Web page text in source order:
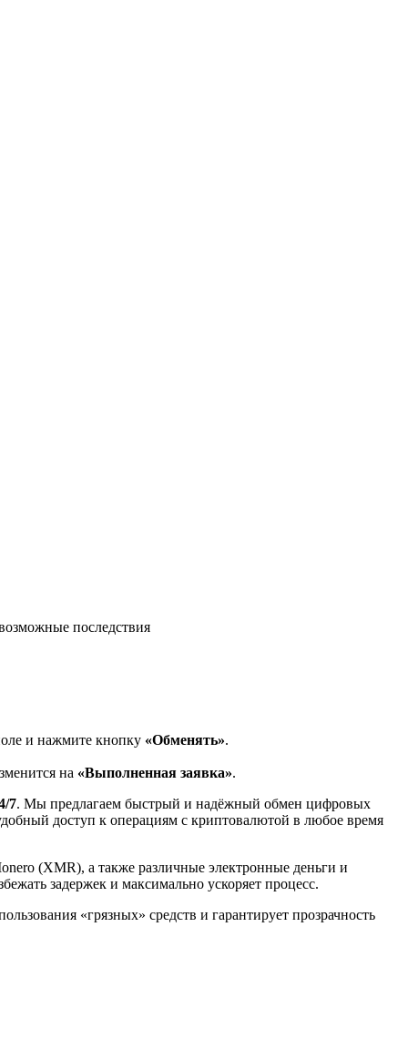
последствия
и нажмите кнопку «Обменять».
на «Выполненная заявка».
7. Мы предлагаем быстрый и надёжный обмен цифровых
доступ к операциям с криптовалютой в любое время
(XMR), а также различные электронные деньги и
задержек и максимально ускоряет процесс.
«грязных» средств и гарантирует прозрачность